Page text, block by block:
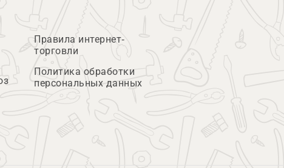
Правила интернет-
торговли
Политика обработки
персональных данных